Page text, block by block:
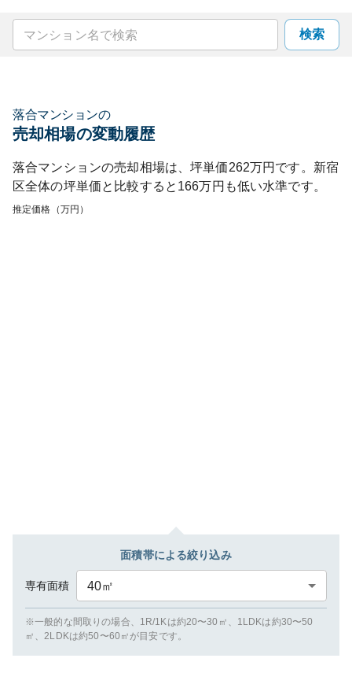
検索
落合マンションの
売却相場の変動履歴
落合マンションの売却相場は、坪単価262万円です。 新宿
区全体の坪単価と比較すると 166万円も低い水準です。
推定価格（万円）
面積帯による絞り込み
専有面積 40㎡
※一般的な間取りの場合、1R/1Kは約20〜30㎡、1LDKは約30〜50
㎡、2LDKは約50〜60㎡が目安です。